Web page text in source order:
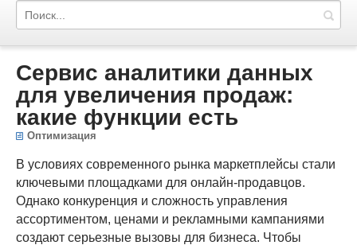
Сервис аналитики данных
для увеличения продаж:
какие функции есть
Оптимизация
В условиях современного рынка маркетплейсы стали
ключевыми площадками для онлайн-продавцов.
Однако конкуренция и сложность управления
ассортиментом, ценами и рекламными кампаниями
создают серьезные вызовы для бизнеса. Чтобы